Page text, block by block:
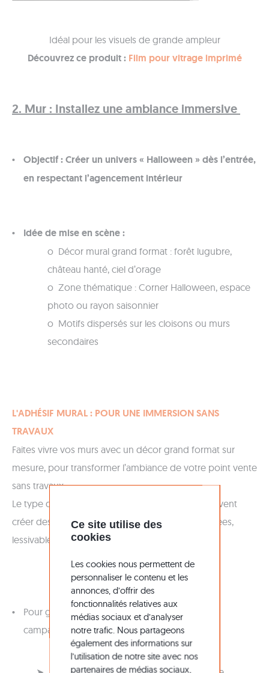
Idéal pour les visuels de grande ampleur
Découvrez ce produit : Film pour vitrage imprimé
2. Mur : Installez une ambiance immersive
Objectif : Créer un univers « Halloween » dès l’entrée,
en respectant l’agencement intérieur
Idée de mise en scène :
o Décor mural grand format : forêt lugubre,
château hanté, ciel d’orage
o Zone thématique : Corner Halloween, espace
photo ou rayon saisonnier
o Motifs dispersés sur les cloisons ou murs
secondaires
L'ADHÉSIF MURAL : POUR UNE IMMERSION SANS
TRAVAUX
Faites vivre vos murs avec un décor grand format sur
mesure, pour transformer l’ambiance de votre point vente
sans travaux.
Le type de peinture et la préparation du mur peuvent
créer des difficultés d’adhérence (peintures satinées,
lessivables, murs trop lisses…)
Pour garantir une tenue fiable pendant toute la
campagne :
Ce site utilise des
cookies
Les cookies nous permettent de
personnaliser le contenu et les
annonces, d’offrir des
fonctionnalités relatives aux
médias sociaux et d’analyser
notre trafic. Nous partageons
également des informations sur
l’utilisation de notre site avec nos
partenaires de médias sociaux,